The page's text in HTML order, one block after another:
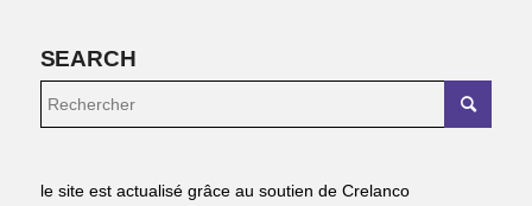
SEARCH
le site est actualisé grâce au soutien de Crelanco